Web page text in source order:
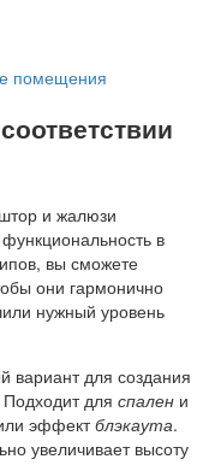
помещения
и жалюзи
в
вы сможете
они гармонично
нужный уровень
вариант для создания
для спален и
эффектблэкаута.
увеличивает высоту